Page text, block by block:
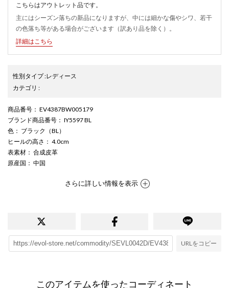
こちらはアウトレット品です。
主にはシーズン落ちの新品になりますが、中には細かな傷やシワ、若干
の色落ち等がある場合がございます（訳あり品を除く）。
詳細はこちら
性別タイプ:レディース
カテゴリ :
商品番号 ： EV4387BW005179
ブランド商品番号 ： IY5597 BL
色 ： ブラック（BL）
ヒールの高さ ： 4.0cm
表素材 ： 合成皮革
原産国 ： 中国
さらに詳しい情報を表示
URLをコピー
このアイテムを使ったコーディネート